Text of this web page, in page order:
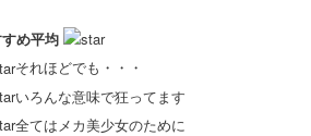
すめ平均
それほどでも・・・
いろんな意味で狂ってます
全てはメカ美少女のために